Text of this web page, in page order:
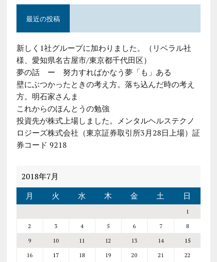
最近の投稿
新しく1社グループに加わりました。（リベラル社
様、愛知県名古屋市/東京都千代田区）
夢の話 ー 努力すればかなう夢「も」ある
壁にぶつかったときの考え方。落ち込んだ時の考え
方。明石家さんま
これからのほんとうの勉強
投資先が株式上場しました。メンタルヘルステクノ
ロジーズ株式会社（東京証券取引所3月28日上場）証
券コード 9218
2018年7月
月
火 水 木 金 土 日
1
2
3 4 5 6 7
8
9
10 11 12 13 14
15
16
17 18 19 20 21
22